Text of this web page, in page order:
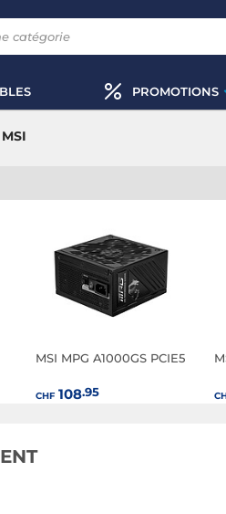
PROMOTIONS
MSI MPG A1000GS PCIE5
CHF108.95